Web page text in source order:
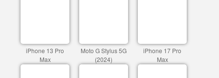
iPhone 13 Pro
Max
Moto G Stylus 5G
(2024)
iPhone 17 Pro
Max